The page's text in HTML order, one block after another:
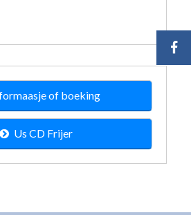
of boeking
Us CD Frijer